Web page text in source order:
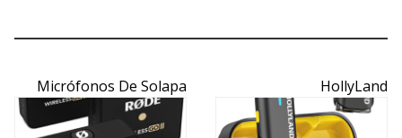
Micrófonos De Solapa HollyLand